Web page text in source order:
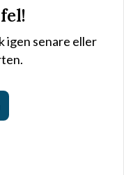
igen senare eller